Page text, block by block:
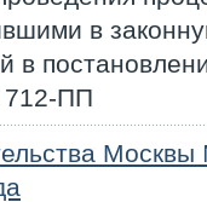
в
в
712-ПП